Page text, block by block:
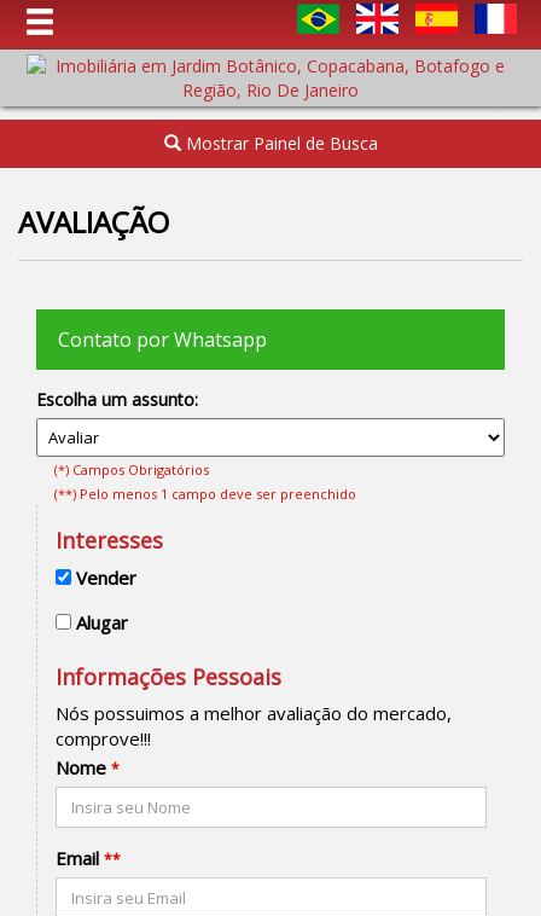
Mostrar Painel de Busca
AVALIAÇÃO
Contato por Whatsapp
Escolha um assunto:
(*) Campos Obrigatórios
(**) Pelo menos 1 campo deve ser preenchido
Interesses
Vender
Alugar
Informações Pessoais
Nós possuimos a melhor avaliação do mercado,
comprove!!!
Nome *
Email **